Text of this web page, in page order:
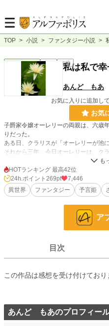
TOP > 小説 > ファンタジー小説 >
ファンタジー 完結 短編
私は私で
あんど もあ
お気に入りに追加し
お気
子爵家令嬢オーレリーの両親は、六歳
りだった。
ある日、クラリスが「オーレリーが池
それから三年。今日オーレリーは、ク
最後にオーレリーが皆に告げた真実とは
小説 5,258 位 / 228,834 件
970 位 / 53,329 件
269 pt
文字数 5,291
更新日時 2026.03.01 06:50
初回完結日時 2026.03.01 06:50
HOTランキング 最高42位
24h.ポイント 269pt
7,446
異世界
ファンタジー 予言姫
ア
目次
この作品は感想を受け付けており
あんど もあのプロフィー